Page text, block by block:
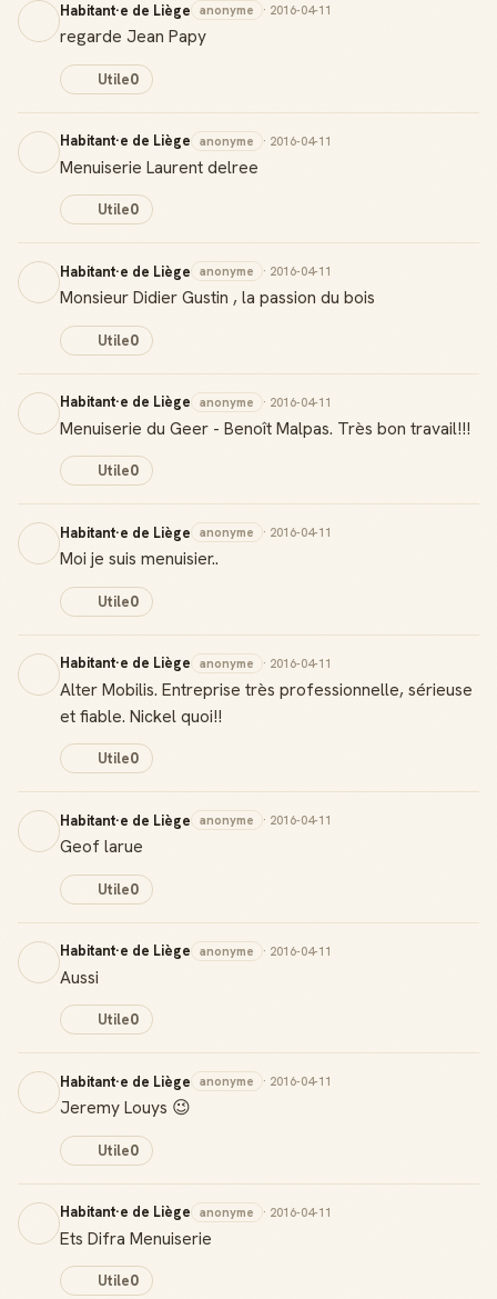
Habitant·e de Liège anonyme · 2016-04-11
regarde Jean Papy
Utile0
Habitant·e de Liège anonyme · 2016-04-11
Menuiserie Laurent delree
Utile0
Habitant·e de Liège anonyme · 2016-04-11
Monsieur Didier Gustin , la passion du bois
Utile0
Habitant·e de Liège anonyme · 2016-04-11
Menuiserie du Geer - Benoît Malpas. Très bon travail!!!
Utile0
Habitant·e de Liège anonyme · 2016-04-11
Moi je suis menuisier..
Utile0
Habitant·e de Liège anonyme · 2016-04-11
Alter Mobilis. Entreprise très professionnelle, sérieuse
et fiable. Nickel quoi!!
Utile0
Habitant·e de Liège anonyme · 2016-04-11
Geof larue
Utile0
Habitant·e de Liège anonyme · 2016-04-11
Aussi
Utile0
Habitant·e de Liège anonyme · 2016-04-11
Jeremy Louys 😉
Utile0
Habitant·e de Liège anonyme · 2016-04-11
Ets Difra Menuiserie
Utile0
Badge Guide Local
Ton statut affiché sur toutes tes contributions
Score de réputation
Deviens une référence dans ta ville
Notifications
Sois notifié quand ton avis aide quelqu'un
Créer mon compte Guide